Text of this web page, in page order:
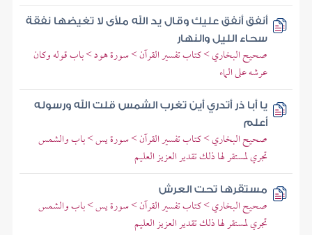
أنفق أنفق عليك وقال يد الله ملأى لا تغيضها نفقة
سحاء الليل والنهار
صحيح البخاري > كتاب تفسير القرآن > سورة هود > باب قوله وكان
عرشه على الماء
يا أبا ذر أتدري أين تغرب الشمس قلت الله ورسوله
أعلم
صحيح البخاري > كتاب تفسير القرآن > سورة يس > باب والشمس
تجري لمستقر لها ذلك تقدير العزيز العليم
مستقرها تحت العرش
صحيح البخاري > كتاب تفسير القرآن > سورة يس > باب والشمس
تجري لمستقر لها ذلك تقدير العزيز العليم